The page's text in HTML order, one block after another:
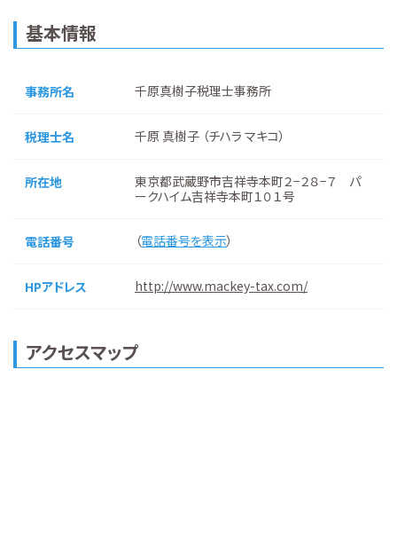
基本情報
事務所名 千原真樹子税理士事務所
税理士名 千原 真樹子 （チハラ マキコ）
所在地
東京都武蔵野市吉祥寺本町２−２８−７ パ
ークハイム吉祥寺本町１０１号
電話番号 （電話番号を表示）
HPアドレス http://www.mackey-tax.com/
アクセスマップ